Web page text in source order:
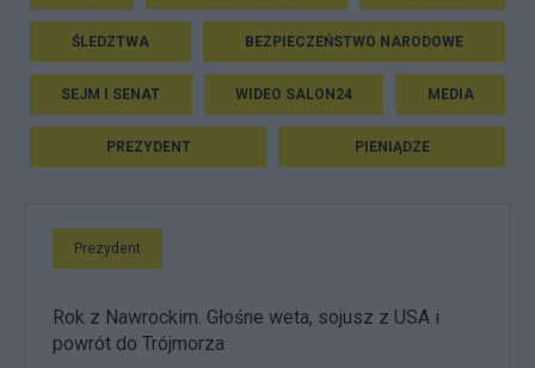
ŚLEDZTWA BEZPIECZEŃSTWO NARODOWE
SEJM I SENAT WIDEO SALON24 MEDIA
PREZYDENT PIENIĄDZE
Prezydent
Rok z Nawrockim. Głośne weta, sojusz z USA i
powrót do Trójmorza